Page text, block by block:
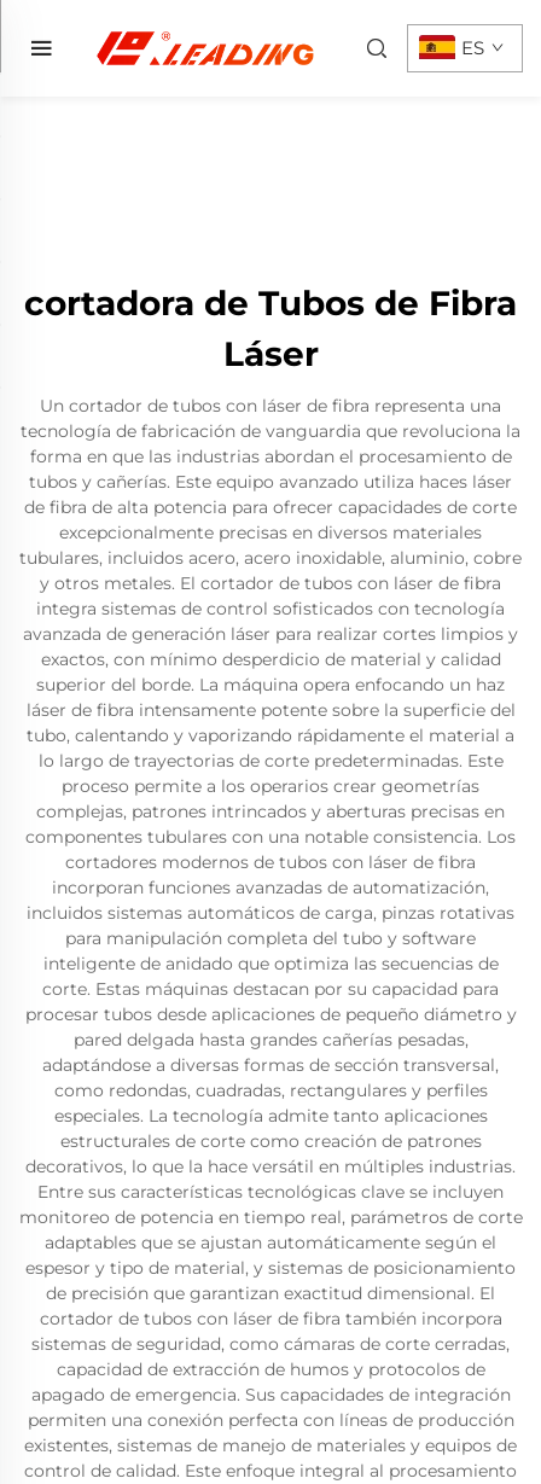
ES
cortadora de Tubos de Fibra
Láser
Un cortador de tubos con láser de fibra representa una
tecnología de fabricación de vanguardia que revoluciona la
forma en que las industrias abordan el procesamiento de
tubos y cañerías. Este equipo avanzado utiliza haces láser
de fibra de alta potencia para ofrecer capacidades de corte
excepcionalmente precisas en diversos materiales
tubulares, incluidos acero, acero inoxidable, aluminio, cobre
y otros metales. El cortador de tubos con láser de fibra
integra sistemas de control sofisticados con tecnología
avanzada de generación láser para realizar cortes limpios y
exactos, con mínimo desperdicio de material y calidad
superior del borde. La máquina opera enfocando un haz
láser de fibra intensamente potente sobre la superficie del
tubo, calentando y vaporizando rápidamente el material a
lo largo de trayectorias de corte predeterminadas. Este
proceso permite a los operarios crear geometrías
complejas, patrones intrincados y aberturas precisas en
componentes tubulares con una notable consistencia. Los
cortadores modernos de tubos con láser de fibra
incorporan funciones avanzadas de automatización,
incluidos sistemas automáticos de carga, pinzas rotativas
para manipulación completa del tubo y software
inteligente de anidado que optimiza las secuencias de
corte. Estas máquinas destacan por su capacidad para
procesar tubos desde aplicaciones de pequeño diámetro y
pared delgada hasta grandes cañerías pesadas,
adaptándose a diversas formas de sección transversal,
como redondas, cuadradas, rectangulares y perfiles
especiales. La tecnología admite tanto aplicaciones
estructurales de corte como creación de patrones
decorativos, lo que la hace versátil en múltiples industrias.
Entre sus características tecnológicas clave se incluyen
monitoreo de potencia en tiempo real, parámetros de corte
adaptables que se ajustan automáticamente según el
espesor y tipo de material, y sistemas de posicionamiento
de precisión que garantizan exactitud dimensional. El
cortador de tubos con láser de fibra también incorpora
sistemas de seguridad, como cámaras de corte cerradas,
capacidad de extracción de humos y protocolos de
apagado de emergencia. Sus capacidades de integración
permiten una conexión perfecta con líneas de producción
existentes, sistemas de manejo de materiales y equipos de
control de calidad. Este enfoque integral al procesamiento